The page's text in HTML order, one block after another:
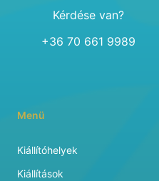
Kérdése van?
+36 70 661 9989
Menü
Kiállítóhelyek
Kiállítások